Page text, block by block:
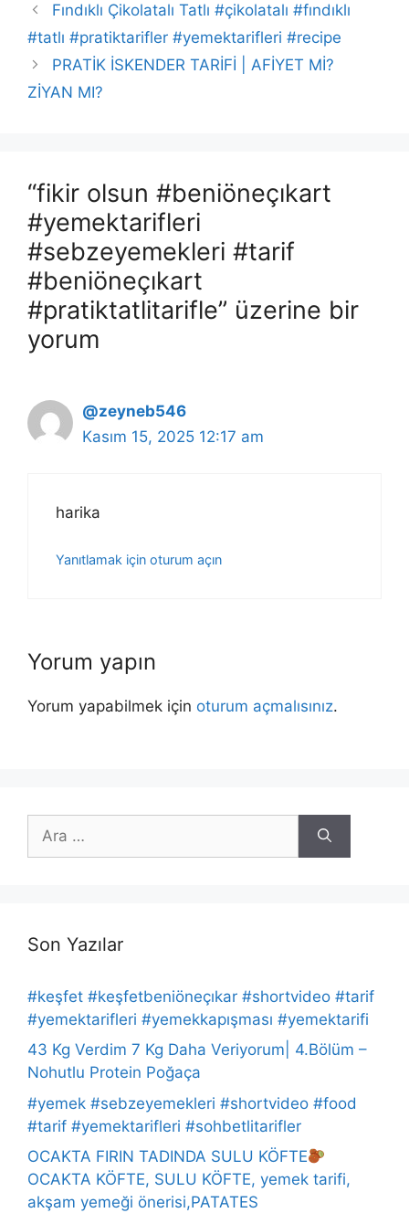
Fındıklı Çikolatalı Tatlı #çikolatalı #fındıklı
#tatlı #pratiktarifler #yemektarifleri #recipe
PRATİK İSKENDER TARİFİ | AFİYET Mİ?
ZİYAN MI?
“fikir olsun #beniöneçıkart
#yemektarifleri
#sebzeyemekleri #tarif
#beniöneçıkart
#pratiktatlitarifle” üzerine bir
yorum
@zeyneb546
Kasım 15, 2025 12:17 am
harika
Yanıtlamak için oturum açın
Yorum yapın
Yorum yapabilmek için oturum açmalısınız.
ara
Son Yazılar
#keşfet #keşfetbeniöneçıkar #shortvideo #tarif
#yemektarifleri #yemekkapışması #yemektarifi
43 Kg Verdim 7 Kg Daha Veriyorum| 4.Bölüm –
Nohutlu Protein Poğaça
#yemek #sebzeyemekleri #shortvideo #food
#tarif #yemektarifleri #sohbetlitarifler
OCAKTA FIRIN TADINDA SULU KÖFTE
OCAKTA KÖFTE, SULU KÖFTE, yemek tarifi,
akşam yemeği önerisi,PATATES